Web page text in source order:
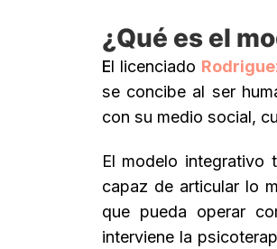
¿Qué es el
El licenciado
se concibe al ser
con su medio social,
El modelo integrativo
capaz de articular lo
que pueda operar
interviene la